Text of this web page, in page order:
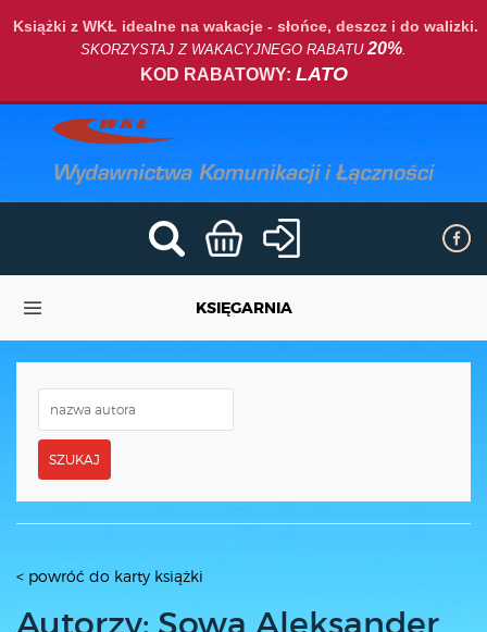
Książki z WKŁ idealne na wakacje - słońce, deszcz i do walizki.
SKORZYSTAJ Z WAKACYJNEGO RABATU20%.
KOD RABATOWY: LATO
KSIĘGARNIA
SZUKAJ
< powróć do karty książki
Autorzy: Sowa Aleksander